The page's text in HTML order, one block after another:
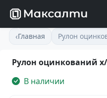
‹Главная Рулон
Рулон оцинкований
В наличии